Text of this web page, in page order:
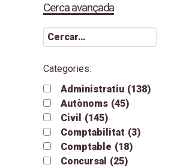
Cerca avançada
Categories:
Administratiu (138)
Autònoms (45)
Civil
(145)
Comptabilitat (3)
Comptable (18)
Concursal (25)